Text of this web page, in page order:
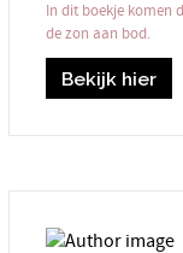
In dit boekje komen
de zon aan bod.
Bekijk hier